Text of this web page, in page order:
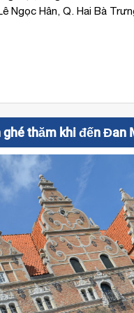
Ngọc Hân, Q. Hai Bà
ghé thăm khi đến Đan